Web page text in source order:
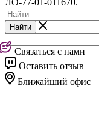
Найти
Связаться с нами
Оставить отзыв
Ближайший офис